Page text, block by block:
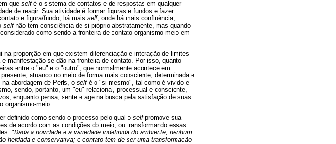
que self é o sistema de contatos e de respostas em qualquer
de reagir. Sua atividade é formar figuras e fundos e fazer
e figura/fundo, há mais self; onde há mais confluência,
selfnão tem consciência de si próprio abstratamente, mas quando
como sendo a fronteira de contato organismo-meio em
na proporção em que existem diferenciação e interação de limites
manifestação se dão na fronteira de contato. Por isso, quanto
entre o "eu" e o "outro", que normalmente acontece em
atuando no meio de forma mais consciente, determinada e
abordagem de Perls, o self é o "si mesmo", tal como é vivido e
sendo, portanto, um "eu" relacional, processual e consciente,
enquanto pensa, sente e age na busca pela satisfação de suas
organismo-meio.
definido como sendo o processo pelo qual o self promove sua
de acordo com as condições do meio, ou transformando essas
"Dada a novidade e a variedade indefinida do ambiente, nenhum
herdada e conservativa; o contato tem de ser uma transformação